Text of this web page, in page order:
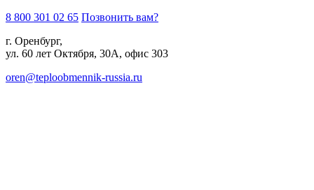
8 800 301 02 65 Позвонить вам?
г. Оренбург,
ул. 60 лет Октября, 30А, офис 303
oren@teploobmennik-russia.ru